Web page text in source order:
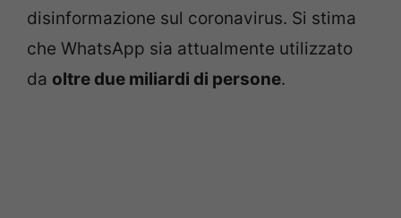
disinformazione sul coronavirus. Si stima
che WhatsApp sia attualmente utilizzato
da oltre due miliardi di persone.